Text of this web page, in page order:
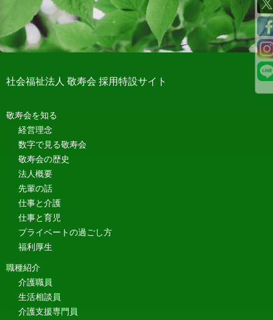
社会福祉法人 敬寿会 採用特設サイト
敬寿会を知る
経営理念
数字で見る敬寿会
敬寿会の歴史
法人概要
先輩の話
仕事と介護
仕事と育児
プライベートの過ごし方
福利厚生
職種紹介
介護職員
生活相談員
介護支援専門員